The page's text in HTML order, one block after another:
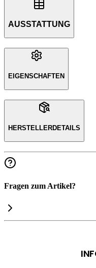
AUSSTATTUNG
EIGENSCHAFTEN
HERSTELLERDETAILS
Fragen zum Artikel?